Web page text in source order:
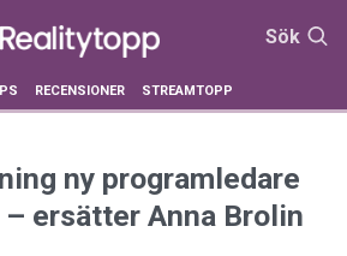
Sök
RECENSIONER STREAMTOPP
ny programledare
– ersätter Anna Brolin